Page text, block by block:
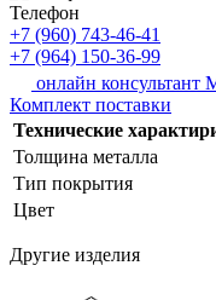
Телефон
+7 (960) 743-46-41
+7 (964) 150-36-99
онлайн консультант
Комплект поставки
Технические
Толщина металла
Тип покрытия
Цвет
Другие изделия